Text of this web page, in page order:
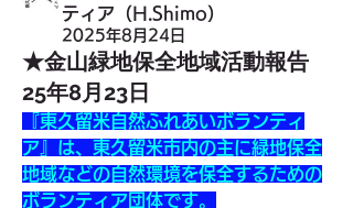
ティア（H.Shimo）
2025年8月24日
★金山緑地保全地域活動報告
25年8月23日
『東久留米自然ふれあいボランティ
ア』は、東久留米市内の主に緑地保全
地域などの自然環境を保全するための
ボランティア団体です。